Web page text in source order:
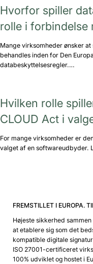
Hvorfor spiller
rolle i forbindelse
Mange virksomheder ønsker
behandles inden for Den
databeskyttelsesregler.…
Hvilken rolle
CLOUD Act i
For mange virksomheder er
valget af en softwareudbyder.
FREMSTILLET I EUROPA.
Højeste sikkerhed
at etablere sig som det
kompatible digitale
ISO 27001-certificeret
100% udviklet og hostet i